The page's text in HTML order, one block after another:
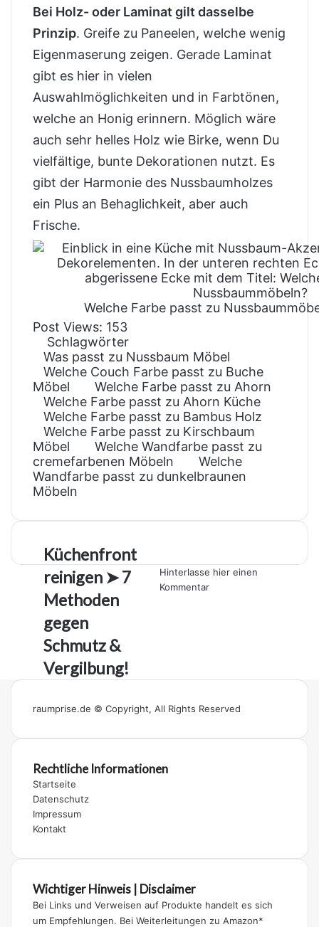
Bei Holz- oder Laminat gilt dasselbe
Prinzip. Greife zu Paneelen, welche wenig
Eigenmaserung zeigen. Gerade Laminat
gibt es hier in vielen
Auswahlmöglichkeiten und in Farbtönen,
welche an Honig erinnern. Möglich wäre
auch sehr helles Holz wie Birke, wenn Du
vielfältige, bunte Dekorationen nutzt. Es
gibt der Harmonie des Nussbaumholzes
ein Plus an Behaglichkeit, aber auch
Frische.
Welche Farbe passt zu
Post Views: 153
Schlagwörter
Was passt zu Nussbaum Möbel
Welche Couch Farbe passt zu Buche
Möbel
Welche Farbe passt zu Ahorn
Welche Farbe passt zu Ahorn Küche
Welche Farbe passt zu Bambus Holz
Welche Farbe passt zu Kirschbaum
Möbel
Welche Wandfarbe passt zu
cremefarbenen Möbeln
Welche
Wandfarbe passt zu dunkelbraunen
Möbeln
K
ü
c
h
e
n
f
r
o
r
i
g
e
n
➤
t
h
o
Küchenfront
reinigen ➤ 7
Methoden
gegen
Schmutz &
Vergilbung!
Hinterlasse hier einen
Kommentar
raumprise.de © Copyright, All Rights Reserved
Rechtliche Informationen
Startseite
Datenschutz
Impressum
Kontakt
Wichtiger Hinweis | Disclaimer
Bei Links und Verweisen auf Produkte handelt es sich
um Empfehlungen. Bei Weiterleitungen zu Amazon*